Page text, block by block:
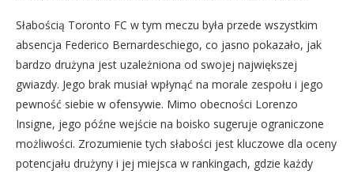
Słabością Toronto FC w tym meczu była przede wszystkim
absencja Federico Bernardeschiego, co jasno pokazało, jak
bardzo drużyna jest uzależniona od swojej największej
gwiazdy. Jego brak musiał wpłynąć na morale zespołu i jego
pewność siebie w ofensywie. Mimo obecności Lorenzo
Insigne, jego późne wejście na boisko sugeruje ograniczone
możliwości. Zrozumienie tych słabości jest kluczowe dla oceny
potencjału drużyny i jej miejsca w rankingach, gdzie każdy